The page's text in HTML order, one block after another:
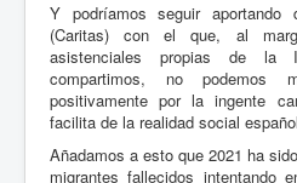
Y podríamos seguir aportando
(Caritas) con el que, al
asistenciales propias de la
compartimos, no podemos
positivamente por la ingente
facilita de la realidad social
Añadamos a esto que 2021 ha
migrantes fallecidos intentando